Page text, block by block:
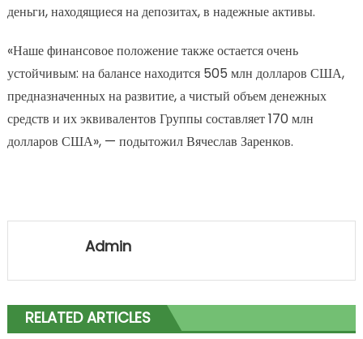
деньги, находящиеся на депозитах, в надежные активы.
«Наше финансовое положение также остается очень
устойчивым: на балансе находится 505 млн долларов США,
предназначенных на развитие, а чистый объем денежных
средств и их эквивалентов Группы составляет 170 млн
долларов США», — подытожил Вячеслав Заренков.
Admin
RELATED ARTICLES